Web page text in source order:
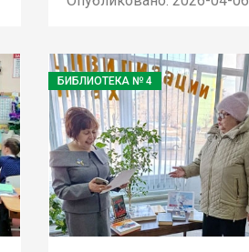
БИБЛИОТЕКА № 4